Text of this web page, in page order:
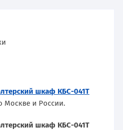
шкаф КБС-041Т
Москве и России.
шкаф КБС-041Т